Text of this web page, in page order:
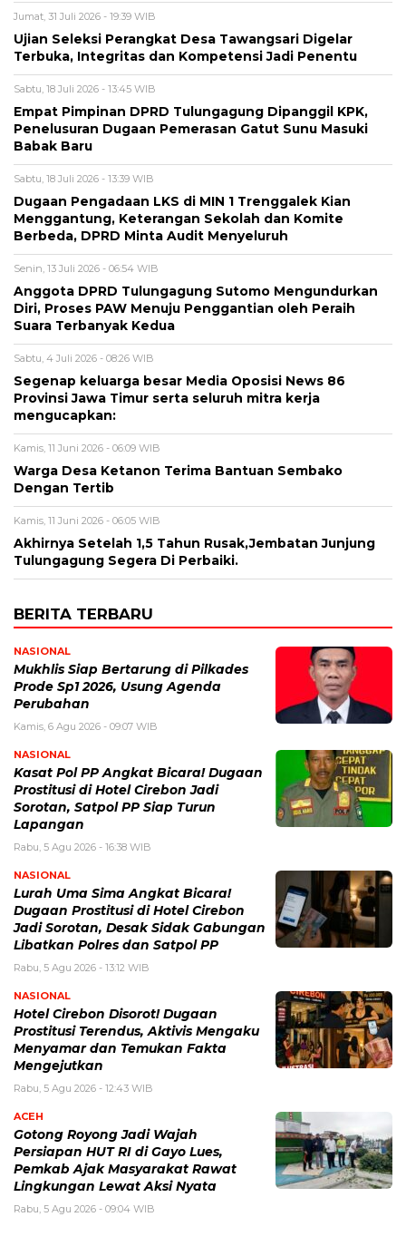
Jumat, 31 Juli 2026 - 19:39 WIB
Ujian Seleksi Perangkat Desa Tawangsari Digelar
Terbuka, Integritas dan Kompetensi Jadi Penentu
Sabtu, 18 Juli 2026 - 13:45 WIB
Empat Pimpinan DPRD Tulungagung Dipanggil KPK,
Penelusuran Dugaan Pemerasan Gatut Sunu Masuki
Babak Baru
Sabtu, 18 Juli 2026 - 13:39 WIB
Dugaan Pengadaan LKS di MIN 1 Trenggalek Kian
Menggantung, Keterangan Sekolah dan Komite
Berbeda, DPRD Minta Audit Menyeluruh
Senin, 13 Juli 2026 - 06:54 WIB
Anggota DPRD Tulungagung Sutomo Mengundurkan
Diri, Proses PAW Menuju Penggantian oleh Peraih
Suara Terbanyak Kedua
Sabtu, 4 Juli 2026 - 08:26 WIB
Segenap keluarga besar Media Oposisi News 86
Provinsi Jawa Timur serta seluruh mitra kerja
mengucapkan:
Kamis, 11 Juni 2026 - 06:09 WIB
Warga Desa Ketanon Terima Bantuan Sembako
Dengan Tertib
Kamis, 11 Juni 2026 - 06:05 WIB
Akhirnya Setelah 1,5 Tahun Rusak,Jembatan Junjung
Tulungagung Segera Di Perbaiki.
BERITA TERBARU
NASIONAL
Mukhlis Siap Bertarung di Pilkades
Prode Sp1 2026, Usung Agenda
Perubahan
Kamis, 6 Agu 2026 - 09:07 WIB
NASIONAL
Kasat Pol PP Angkat Bicara! Dugaan
Prostitusi di Hotel Cirebon Jadi
Sorotan, Satpol PP Siap Turun
Lapangan
Rabu, 5 Agu 2026 - 16:38 WIB
NASIONAL
Lurah Uma Sima Angkat Bicara!
Dugaan Prostitusi di Hotel Cirebon
Jadi Sorotan, Desak Sidak Gabungan
Libatkan Polres dan Satpol PP
Rabu, 5 Agu 2026 - 13:12 WIB
NASIONAL
Hotel Cirebon Disorot! Dugaan
Prostitusi Terendus, Aktivis Mengaku
Menyamar dan Temukan Fakta
Mengejutkan
Rabu, 5 Agu 2026 - 12:43 WIB
ACEH
Gotong Royong Jadi Wajah
Persiapan HUT RI di Gayo Lues,
Pemkab Ajak Masyarakat Rawat
Lingkungan Lewat Aksi Nyata
Rabu, 5 Agu 2026 - 09:04 WIB